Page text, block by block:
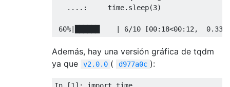
....:
     time
. sleep(3)
60%|██████ | 6/10 [00: 18<00: 12 , 0.33
Además, hay una versión gráfica de tqdm
ya que
v2.0.0 ( d977a0c ):
In [1 ]: import time